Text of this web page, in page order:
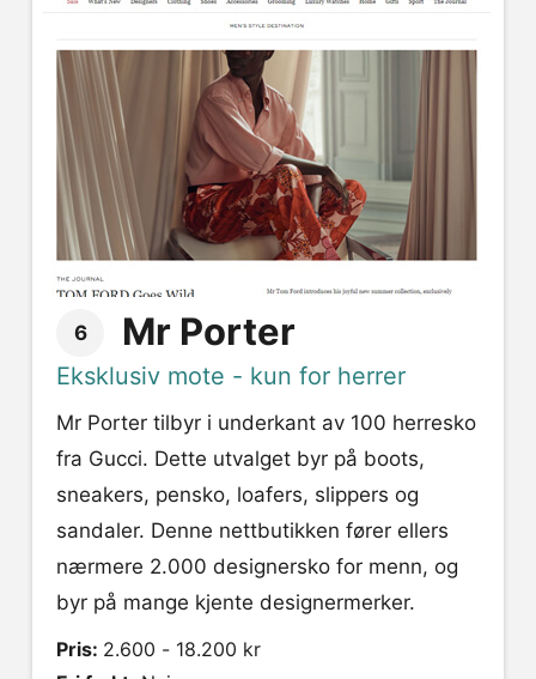
6 Mr Porter
Eksklusiv mote - kun for herrer
Mr Porter tilbyr i underkant av 100 herresko
fra Gucci. Dette utvalget byr på boots,
sneakers, pensko, loafers, slippers og
sandaler. Denne nettbutikken fører ellers
nærmere 2.000 designersko for menn, og
byr på mange kjente designermerker.
Pris: 2.600 - 18.200 kr